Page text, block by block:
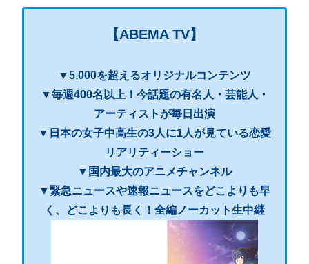
【ABEMA TV】
▼5,000を超えるオリジナルコンテンツ
▼毎週400名以上！今話題の有名人・芸能人・
アーティストが毎日出演
▼日本の女子中高生の3人に1人が見ている恋愛
リアリティーショー
▼国内最大のアニメチャンネル
▼緊急ニュースや速報ニュースをどこよりも早
く、どこよりも長く！全編ノーカット生中継